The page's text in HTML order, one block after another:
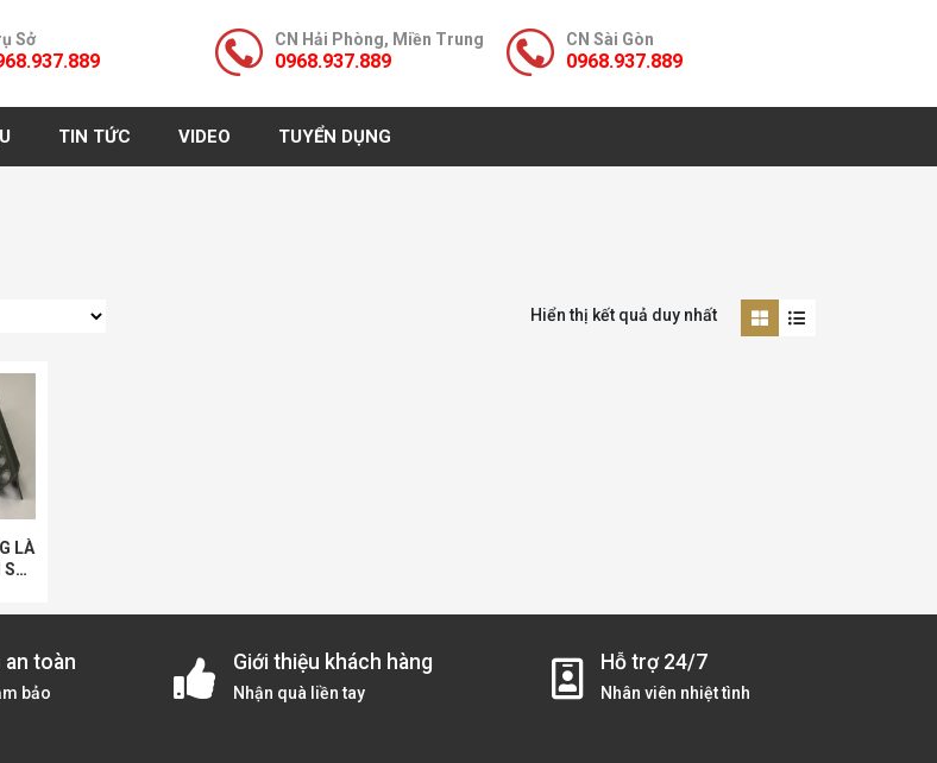
Sở CN Hải Phòng, Miền Trung
0968.937.889
CN Sài Gòn
0968.937.889
TIN TỨC VIDEO TUYỂN DỤNG
Hiển thị kết quả duy nhất
LÀ
SỬ
an toàn
bảo
Giới thiệu khách hàng
Nhận quà liền tay
Hỗ trợ 24/7
Nhân viên nhiệt tình